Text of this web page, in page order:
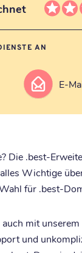
AN
E-
Die .best-
Wichtige
für .best-
mit unserem
und